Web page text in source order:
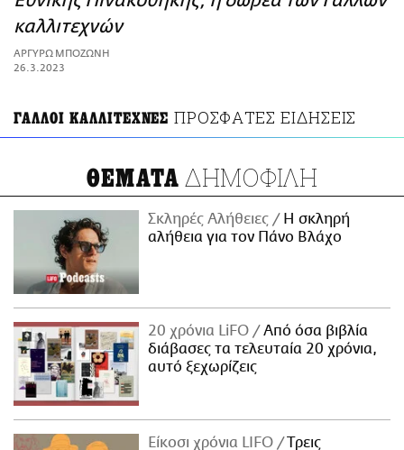
ΑΜΠΑ
PRINT
καλλιτεχνών
ΑΡΓΥΡΩ ΜΠΟΖΩΝΗ
26.3.2023
ΓΑΛΛΟΙ ΚΑΛΛΙΤΕΧΝΕΣ ΠΡΟΣΦΑΤΕΣ ΕΙΔΗΣΕΙΣ
ΘΕΜΑΤΑ ΔΗΜΟΦΙΛΗ
Σκληρές Αλήθειες
H σκληρή
αλήθεια για τον Πάνο Βλάχο
20 χρόνια LiFO
Από όσα βιβλία
διάβασες τα τελευταία 20 χρόνια,
αυτό ξεχωρίζεις
Είκοσι χρόνια LIFO
Tρεις